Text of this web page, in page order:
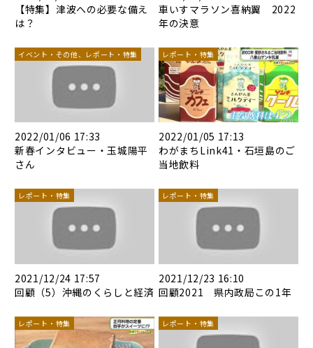
【特集】津波への必要な備え
は？
車いすマラソン喜納翼 2022
年の決意
イベント・その他、レポート・特集
2022/01/06 17:33
新春インタビュー・玉城陽平
さん
レポート・特集
2022/01/05 17:13
わがまちLink41・石垣島のご
当地飲料
レポート・特集
2021/12/24 17:57
回顧（5）沖縄のくらしと経済
レポート・特集
2021/12/23 16:10
回顧2021 県内政局この1年
レポート・特集 レポート・特集